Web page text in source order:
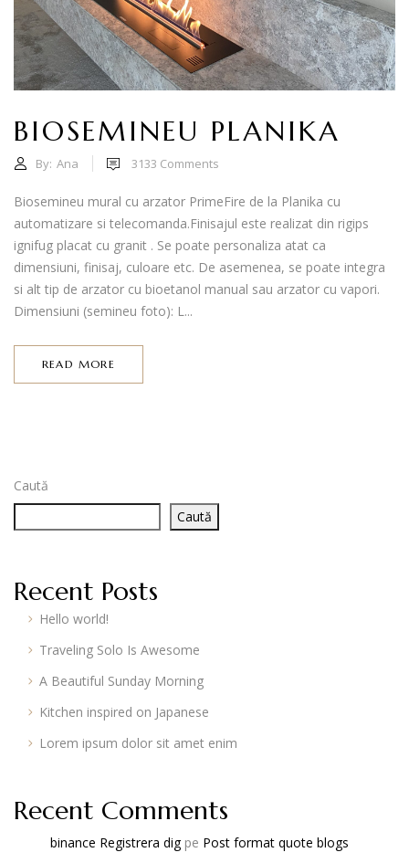
Caută
Caută
Recent Posts
Hello world!
Traveling Solo Is Awesome
A Beautiful Sunday Morning
Kitchen inspired on Japanese
Lorem ipsum dolor sit amet enim
Recent Comments
binance Registrera digpe Post format quote blogs
BIOSEMINEU PLANIKA
By: Ana 3133 Comments
Biosemineu mural cu arzator PrimeFire de la Planika cu
automatizare si telecomanda.Finisajul este realizat din rigips
ignifug placat cu granit . Se poate personaliza atat ca
dimensiuni, finisaj, culoare etc. De asemenea, se poate integra
si alt tip de arzator cu bioetanol manual sau arzator cu vapori.
Dimensiuni (semineu foto): L...
READ MORE